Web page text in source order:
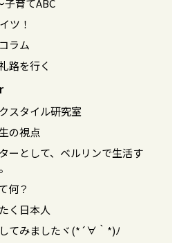
子育てABC
ツ！
ラム
路を行く
スタイル研究室
の視点
ーとして、ベルリンで生活す
何？
く日本人
てみましたヾ(*´∀｀*)ﾉ